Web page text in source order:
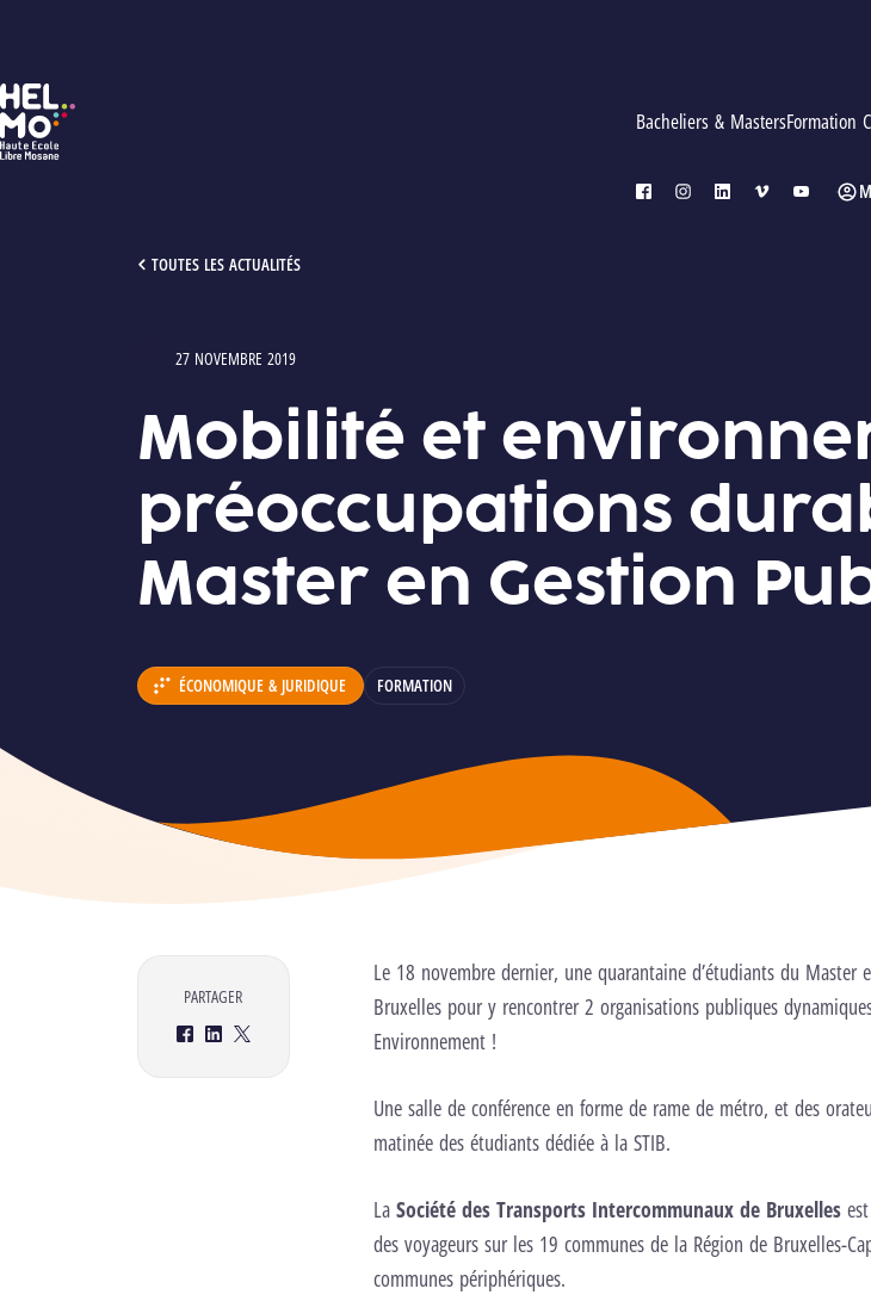
HELMo
Bacheliers & MastersFormation
facebookinstagramlinkedinvimeo youtube
TOUTES LES ACTUALITÉS
MOBILITÉ ET ENVIRONNEMENT : DES PRÉOCCUPATIONS DURABLES POUR LE MASTER EN GESTION PUBLIQUE
Mobilité et
préoccupations
Master en Gestion
Type : Articles
27 NOVEMBRE 2019
DÉPARTEMENT :
ÉCONOMIQUE & JURIDIQUE FORMATION
PARTAGER
Facebook
LinkedInTwitter
Le 18 novembre dernier, une quarantaine d’étudiants du Master
Bruxelles pour y rencontrer 2 organisations publiques
Environnement !
Une salle de conférence en forme de rame de métro, et des
matinée des étudiants dédiée à la STIB.
La Société des Transports Intercommunaux de Bruxellesest
des voyageurs sur les 19 communes de la Région de Bruxelles-
communes périphériques.